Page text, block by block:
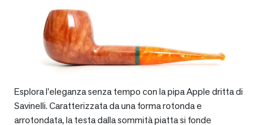
Esplora l’eleganza senza tempo con la pipa Apple dritta di
Savinelli. Caratterizzata da una forma rotonda e
arrotondata, la testa dalla sommità piatta si fonde